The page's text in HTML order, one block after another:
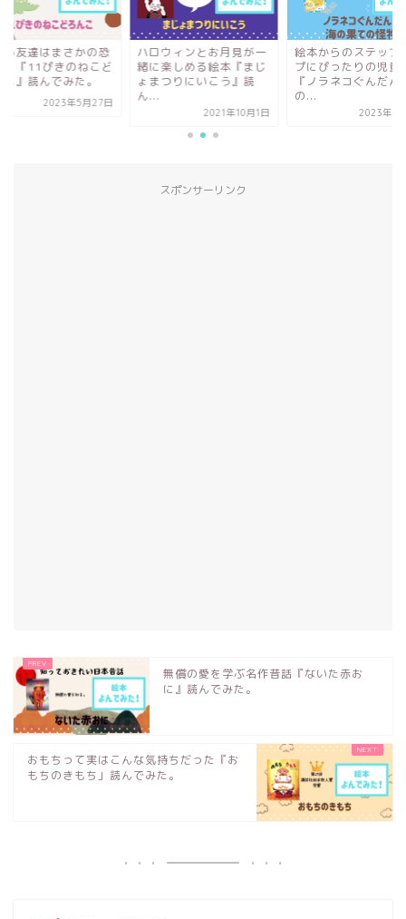
ウィンとお月見が一
楽しめる絵本『まじ
りにいこう』読
絵本からのステップアッ
プにぴったりの児童書
『ノラネコぐんだんと海
の...
2023年4月16日
新しい友達はまさか
竜！？『11ぴきのね
ろんこ』読んでみた
スポンサーリンク
無償の愛を学ぶ名作昔話『ないた赤お
に』読んでみた。
おもちって実はこんな気持ちだった『お
もちのきもち」読んでみた。